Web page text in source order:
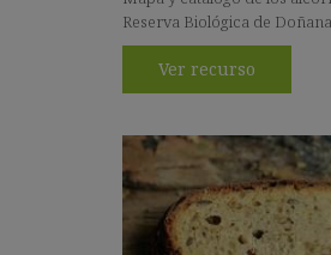
Reserva Biológica de Doñana
Ver recurso